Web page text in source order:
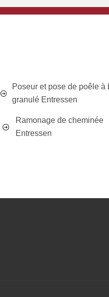
Poseur et pose de poêle à
granulé Entressen
Ramonage de cheminée
Entressen